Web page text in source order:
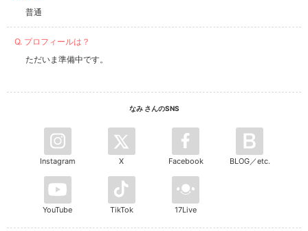
普通
Q. プロフィールは？
ただいま準備中です。
なみ さんのSNS
Instagram X Facebook BLOG／etc.
YouTube TikTok 17Live